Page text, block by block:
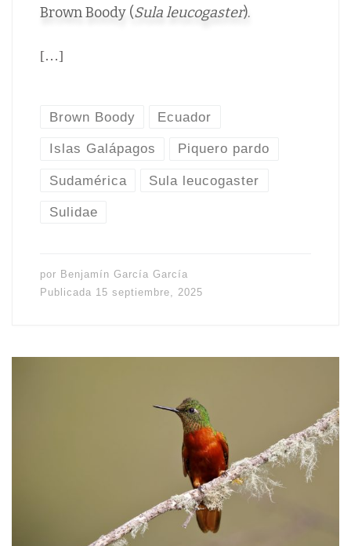
Brown Boody (Sula leucogaster).
[…]
Brown Boody Ecuador
Islas Galápagos Piquero pardo
Sudamérica Sula leucogaster
Sulidae
por Benjamín García García
Publicada 15 septiembre, 2025